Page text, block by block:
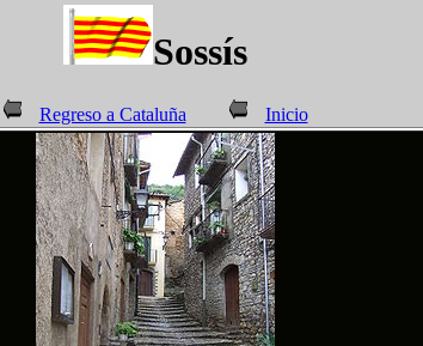
Sossís
Regreso a Cataluña Inicio